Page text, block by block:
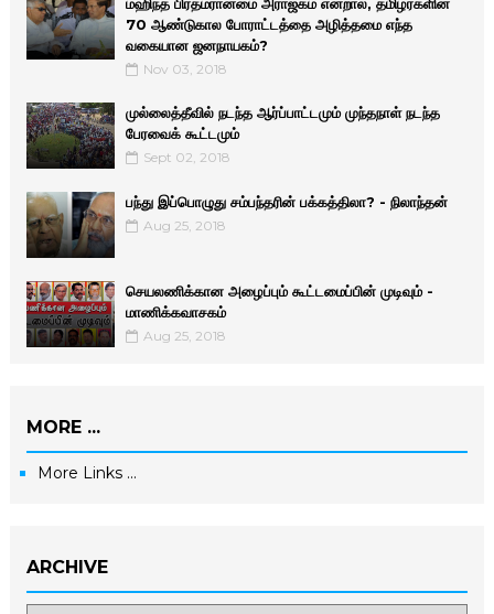
மஹிந்த பிரதமரானமை அராஜகம் என்றால், தமிழர்களின்
70 ஆண்டுகால போராட்டத்தை அழித்தமை எந்த
வகையான ஜனநாயகம்?
Nov 03, 2018
முல்லைத்தீவில் நடந்த ஆர்ப்பாட்டமும் முந்தநாள் நடந்த
பேரவைக் கூட்டமும்
Sept 02, 2018
பந்து இப்பொழுது சம்பந்தரின் பக்கத்திலா? - நிலாந்தன்
Aug 25, 2018
செயலணிக்கான அழைப்பும் கூட்டமைப்பின் முடிவும் -
மாணிக்­க­வா­சகம்
Aug 25, 2018
MORE ...
More Links ...
ARCHIVE